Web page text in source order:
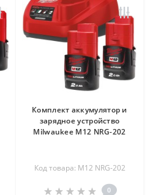
Комплект аккумулятор и
зарядное устройство
Milwaukee M12 NRG-202
Код товара: M12 NRG-202
0